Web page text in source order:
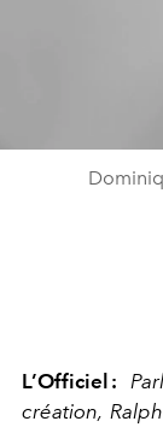
L’Officiel :
création,